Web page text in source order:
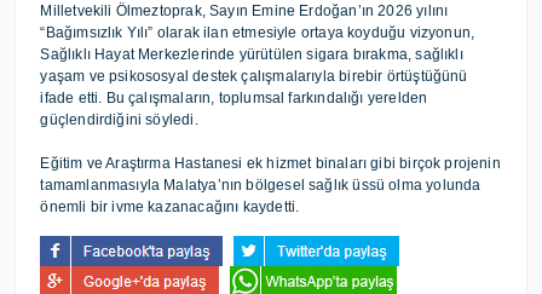
Milletvekili Ölmeztoprak, Sayın Emine Erdoğan’ın 2026 yılını
“Bağımsızlık Yılı” olarak ilan etmesiyle ortaya koyduğu vizyonun,
Sağlıklı Hayat Merkezlerinde yürütülen sigara bırakma, sağlıklı
yaşam ve psikososyal destek çalışmalarıyla birebir örtüştüğünü
ifade etti. Bu çalışmaların, toplumsal farkındalığı yerelden
güçlendirdiğini söyledi.
Eğitim ve Araştırma Hastanesi ek hizmet binaları gibi birçok projenin
tamamlanmasıyla Malatya’nın bölgesel sağlık üssü olma yolunda
önemli bir ivme kazanacağını kaydetti.